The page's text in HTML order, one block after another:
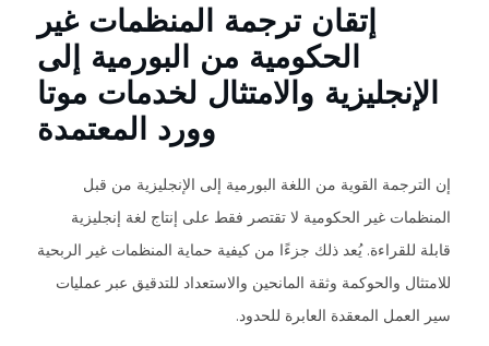
إتقان ترجمة المنظمات غير
الحكومية من البورمية إلى
الإنجليزية والامتثال لخدمات موتا
وورد المعتمدة
إن الترجمة القوية من اللغة البورمية إلى الإنجليزية من قبل
المنظمات غير الحكومية لا تقتصر فقط على إنتاج لغة إنجليزية
قابلة للقراءة. يُعد ذلك جزءًا من كيفية حماية المنظمات غير الربحية
للامتثال والحوكمة وثقة المانحين والاستعداد للتدقيق عبر عمليات
سير العمل المعقدة العابرة للحدود.